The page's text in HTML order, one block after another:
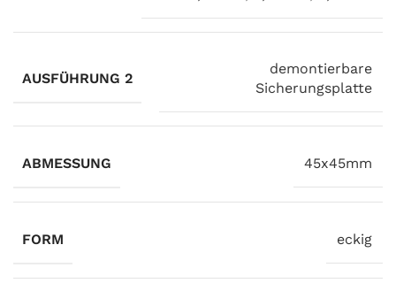
AUSFÜHRUNG 2
demontierbare
Sicherungsplatte
ABMESSUNG 45x45mm
FORM eckig